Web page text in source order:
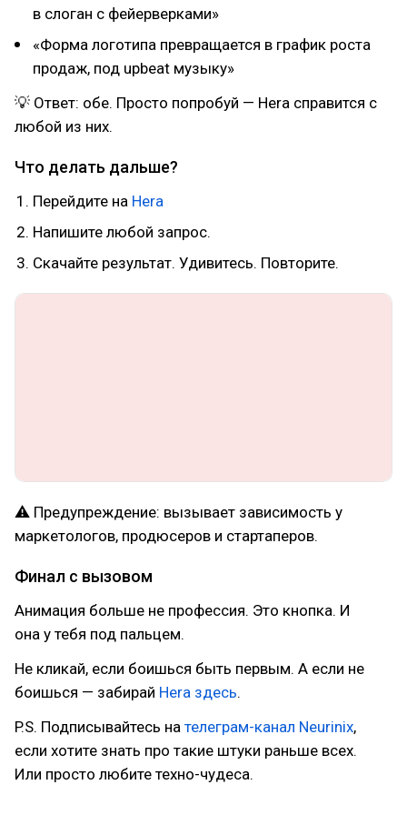
в слоган с фейерверками»
«Форма логотипа превращается в график роста
продаж, под upbeat музыку»
💡 Ответ: обе. Просто попробуй — Hera справится с
любой из них.
Что делать дальше?
Перейдите на Hera
Напишите любой запрос.
Скачайте результат. Удивитесь. Повторите.
⚠ Предупреждение: вызывает зависимость у
маркетологов, продюсеров и стартаперов.
Финал с вызовом
Анимация больше не профессия. Это кнопка. И
она у тебя под пальцем.
Не кликай, если боишься быть первым. А если не
боишься — забирай Hera здесь.
P.S. Подписывайтесь на телеграм-канал Neurinix,
если хотите знать про такие штуки раньше всех.
Или просто любите техно-чудеса.